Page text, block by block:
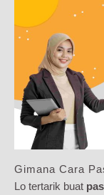
Gimana Cara
Lo tertarik buat